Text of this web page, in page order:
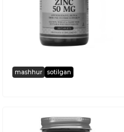
mashhur sotilgan